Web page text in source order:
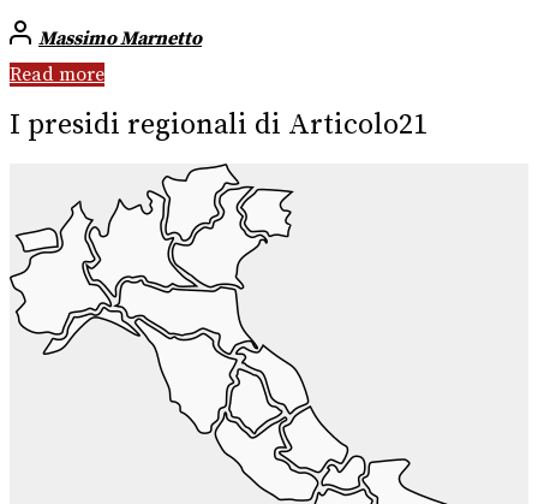
Massimo Marnetto
Read more
I presidi regionali di Articolo21